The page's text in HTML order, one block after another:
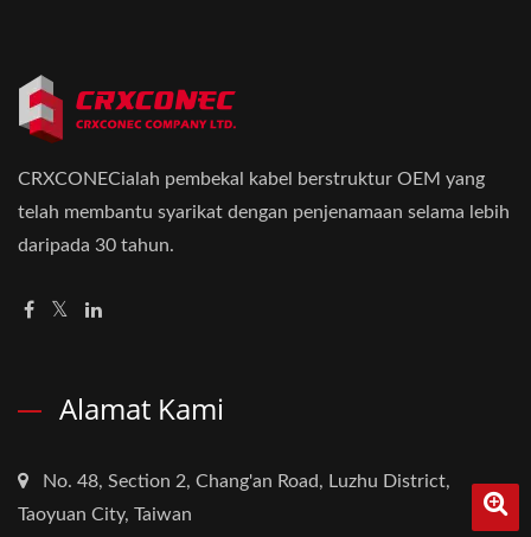
CRXCONECialah pembekal kabel berstruktur OEM yang
telah membantu syarikat dengan penjenamaan selama lebih
daripada 30 tahun.
Alamat Kami
No. 48, Section 2, Chang'an Road, Luzhu District,
Taoyuan City, Taiwan